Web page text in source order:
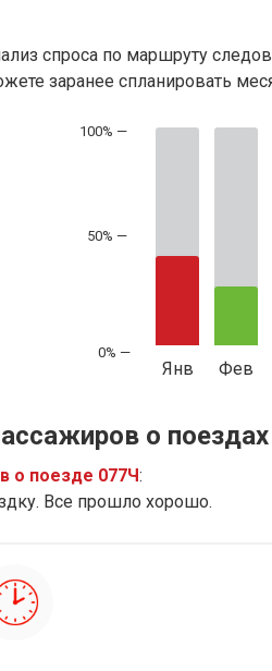
спроса по маршруту
заранее спланировать
50% —
Янв Фев
о
о поезде 077Ч:
Все прошло хорошо.